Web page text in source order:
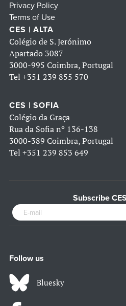
Privacy Policy
Terms of Use
CES | ALTA
Colégio de S. Jerónimo
Apartado 3087
3000-995 Coimbra, Portugal
Tel +351 239 855 570
CES | SOFIA
Colégio da Graça
Rua da Sofia nº 136-138
3000-389 Coimbra, Portugal
Tel +351 239 853 649
Subscribe
Follow us
Bluesky